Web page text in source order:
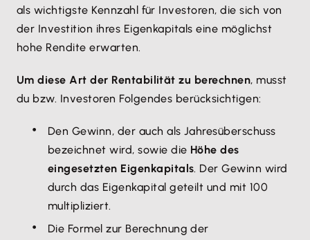
als wichtigste Kennzahl für Investoren, die sich von
der Investition ihres Eigenkapitals eine möglichst
hohe Rendite erwarten.
Um diese Art der Rentabilität zu berechnen, musst
du bzw. Investoren Folgendes berücksichtigen:
Den Gewinn, der auch als Jahresüberschuss
bezeichnet wird, sowie die Höhe des
eingesetzten Eigenkapitals. Der Gewinn wird
durch das Eigenkapital geteilt und mit 100
multipliziert.
Die Formel zur Berechnung der